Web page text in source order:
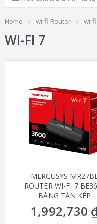
Home wi-fi Router wi-
WI-FI 7
MERCUSYS
ROUTER WI-FI 7
BĂNG TẦN KÉP
1,992,730